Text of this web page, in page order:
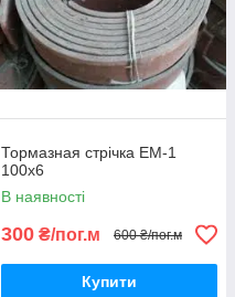
Тормазная стрічка ЕМ-1
100х6
В наявності
300 ₴/пог.м 600 ₴/пог.м
Купити